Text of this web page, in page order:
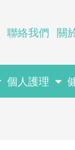
聯絡我們 關
個人護理